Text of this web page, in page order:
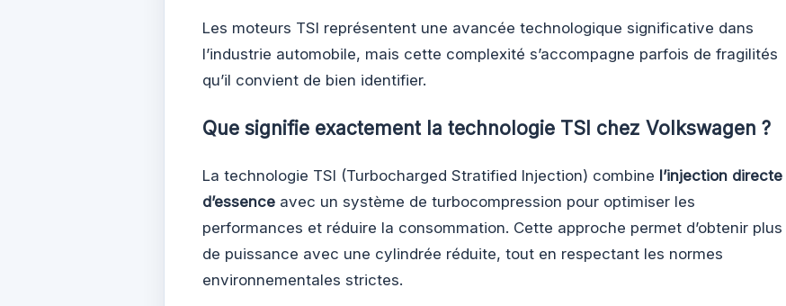
Les moteurs TSI représentent une avancée technologique significative dans
l’industrie automobile, mais cette complexité s’accompagne parfois de fragilités
qu’il convient de bien identifier.
Que signifie exactement la technologie TSI chez Volkswagen ?
La technologie TSI (Turbocharged Stratified Injection) combine l’injection directe
d’essence avec un système de turbocompression pour optimiser les
performances et réduire la consommation. Cette approche permet d’obtenir plus
de puissance avec une cylindrée réduite, tout en respectant les normes
environnementales strictes.